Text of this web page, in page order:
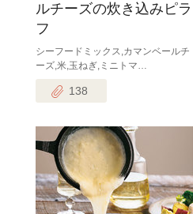
ルチーズの炊き込みピラ
フ
シーフードミックス,カマンベールチ
ーズ,米,玉ねぎ,ミニトマ…
138